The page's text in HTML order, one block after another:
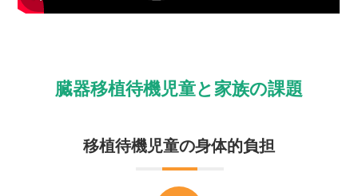
臓器移植待機児童と家族の課題
移植待機児童の身体的負担